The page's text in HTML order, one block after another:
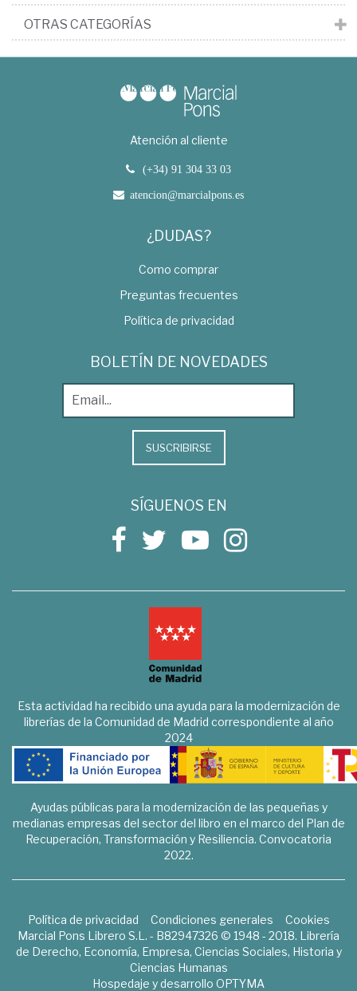
OTRAS CATEGORÍAS
Atención al cliente
(+34) 91 304 33 03
atencion@marcialpons.es
¿DUDAS?
Como comprar
Preguntas frecuentes
Política de privacidad
BOLETÍN DE NOVEDADES
SUSCRIBIRSE
SÍGUENOS EN
Esta actividad ha recibido una ayuda para la modernización de
librerías de la Comunidad de Madrid correspondiente al año
2024
Ayudas públicas para la modernización de las pequeñas y
medianas empresas del sector del libro en el marco del Plan de
Recuperación, Transformación y Resiliencia. Convocatoria
2022.
Política de privacidad Condiciones generales
Cookies
Marcial Pons Librero S.L. - B82947326 © 1948 - 2018. Librería
de Derecho, Economía, Empresa, Ciencias Sociales, Historia y
Ciencias Humanas
Hospedaje y desarrollo OPTYMA